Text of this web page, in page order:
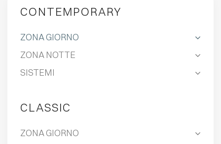
CONTEMPORARY
ZONA GIORNO
ZONA NOTTE
SISTEMI
CLASSIC
ZONA GIORNO